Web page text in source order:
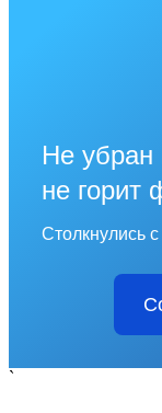
Не убран
не горит
Столкнулись
`